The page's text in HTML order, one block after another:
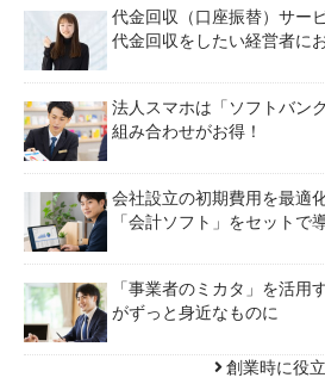
代金回収（口座振替）サー
代金回収をしたい経営者に
法人スマホは「ソフトバン
組み合わせがお得！
会社設立の初期費用を最適
「会計ソフト」をセットで
「事業者のミカタ」を活用
がずっと身近なものに
創業時に役